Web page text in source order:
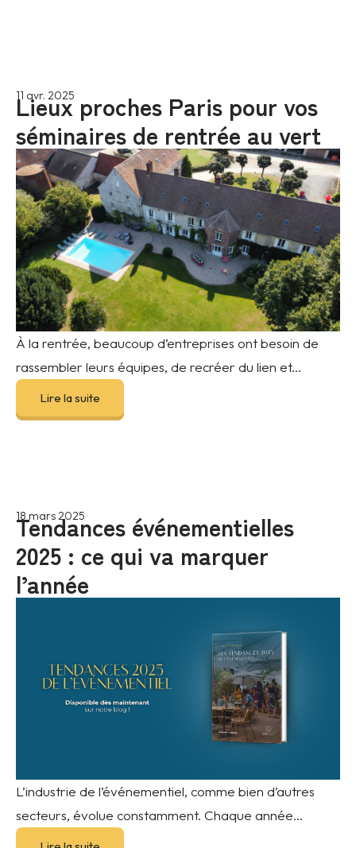
Lieux proches Paris pour vos
séminaires de rentrée au vert
11 avr. 2025
À la rentrée, beaucoup d’entreprises ont besoin de
rassembler leurs équipes, de recréer du lien et...
Lire la suite
Tendances événementielles
2025 : ce qui va marquer
l’année
18 mars 2025
L’industrie de l’événementiel, comme bien d’autres
secteurs, évolue constamment. Chaque année...